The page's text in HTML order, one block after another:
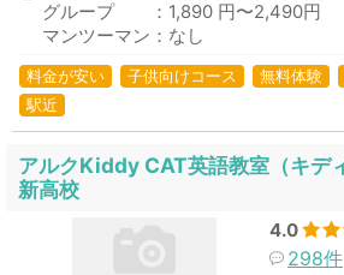
グループ ：1,890 円〜2,490円
マンツーマン：なし
料金が安い 子供向けコース 無料体験
駅近
アルクKiddy CAT英語教室（キデ
新高校
4.0
298件